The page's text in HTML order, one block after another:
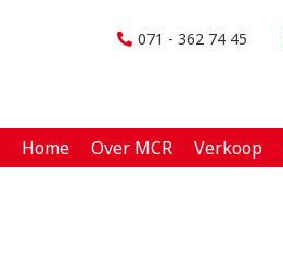
071 - 362 74 45
Home Over MCR Verkoop